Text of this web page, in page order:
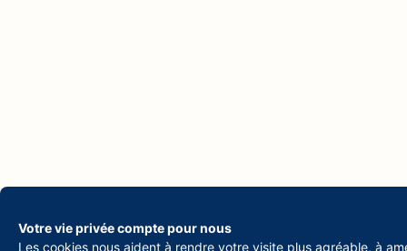
Votre vie privée compte pour nous
Les cookies nous aident à rendre votre visite plus agréable, à